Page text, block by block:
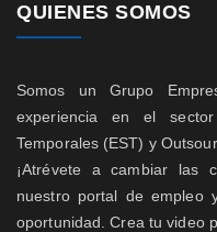
QUIENES SOMOS
Somos un Grupo
experiencia en el
Temporales (EST) y
¡Atrévete a cambiar las
nuestro portal de
oportunidad. Crea tu video